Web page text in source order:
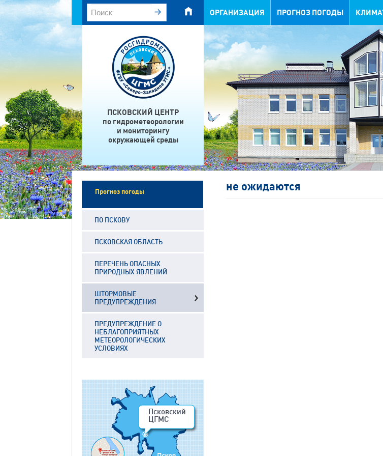
ОРГАНИЗАЦИЯ ПРОГНОЗ ПОГОДЫ
ПСКОВСКИЙ ЦЕНТР
по гидрометеорологии
и мониторингу
окружающей среды
Прогноз погоды
ПО ПСКОВУ
ПСКОВСКАЯ ОБЛАСТЬ
ПЕРЕЧЕНЬ ОПАСНЫХ
ПРИРОДНЫХ ЯВЛЕНИЙ
ШТОРМОВЫЕ
ПРЕДУПРЕЖДЕНИЯ
ПРЕДУПРЕЖДЕНИЕ О
НЕБЛАГОПРИЯТНЫХ
МЕТЕОРОЛОГИЧЕСКИХ
УСЛОВИЯХ
Псковский
ЦГМС
не ожидаются